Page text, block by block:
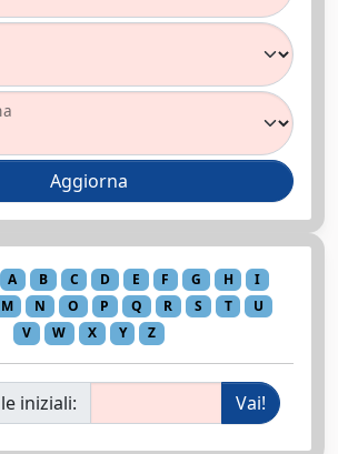
A B C D E F G H
I
M N O P Q R S T
U
V
W X Y Z
iniziali: